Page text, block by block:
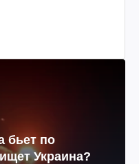
бьет по
Украина?